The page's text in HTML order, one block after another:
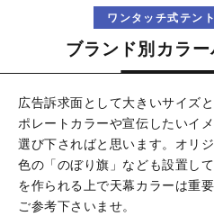
ワンタッチ式テン
ブランド別カラ
広告訴求面として大きいサイズ
ポレートカラーや宣伝したいイ
選び下さればと思います。オリ
色の「のぼり旗」なども設置し
を作られる上で天幕カラーは重
ご参考下さいませ。